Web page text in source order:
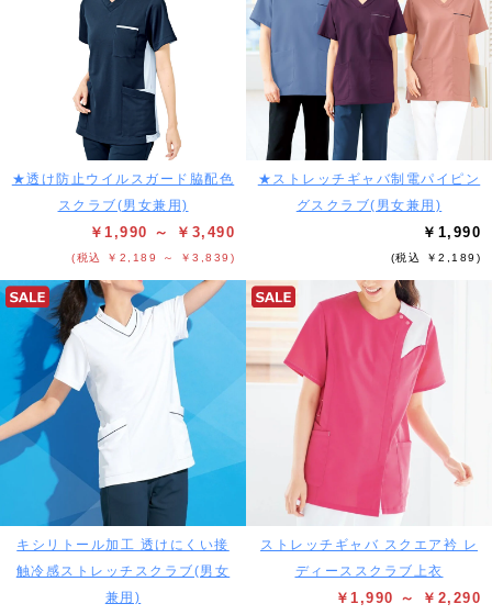
★透け防止ウイルスガード脇配色
スクラブ(男女兼用)
￥1,990 ～ ￥3,490
(税込 ￥2,189 ～ ￥3,839)
★ストレッチギャバ制電パイピン
グスクラブ(男女兼用)
￥1,990
(税込 ￥2,189)
キシリトール加工 透けにくい接
触冷感ストレッチスクラブ(男女
兼用)
ストレッチギャバ スクエア衿 レ
ディーススクラブ上衣
￥1,990 ～ ￥2,290